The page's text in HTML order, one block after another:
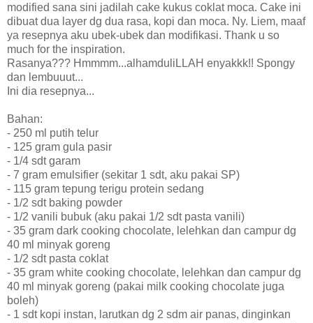
modified sana sini jadilah cake kukus coklat moca. Cake ini
dibuat dua layer dg dua rasa, kopi dan moca. Ny. Liem, maaf
ya resepnya aku ubek-ubek dan modifikasi. Thank u so
much for the inspiration.
Rasanya??? Hmmmm...alhamduliLLAH enyakkk!! Spongy
dan lembuuut...
Ini dia resepnya...
Bahan:
- 250 ml putih telur
- 125 gram gula pasir
- 1/4 sdt garam
- 7 gram emulsifier (sekitar 1 sdt, aku pakai SP)
- 115 gram tepung terigu protein sedang
- 1/2 sdt baking powder
- 1/2 vanili bubuk (aku pakai 1/2 sdt pasta vanili)
- 35 gram dark cooking chocolate, lelehkan dan campur dg
40 ml minyak goreng
- 1/2 sdt pasta coklat
- 35 gram white cooking chocolate, lelehkan dan campur dg
40 ml minyak goreng (pakai milk cooking chocolate juga
boleh)
- 1 sdt kopi instan, larutkan dg 2 sdm air panas, dinginkan